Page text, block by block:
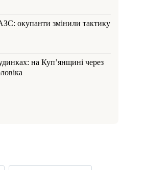
окупанти змінили тактику
на Куп’янщині через